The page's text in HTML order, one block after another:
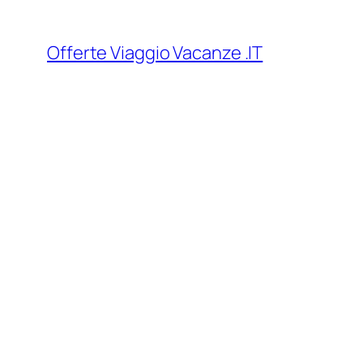
contenuto
Offerte Viaggio Vacanze .IT